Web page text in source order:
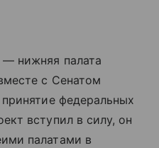
— нижняя палата
с Сенатом
федеральных
вступил в силу, он
палатами в